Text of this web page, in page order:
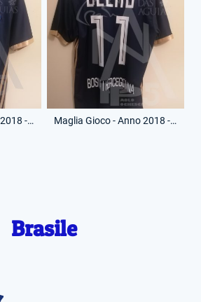
Maglia Gioco - Anno 2018 - Edin Dzeko - 11 - (Fronte) Maglia Gioco - Anno 2018 - Edin Dzeko - 11 - (Retro)
Brasile